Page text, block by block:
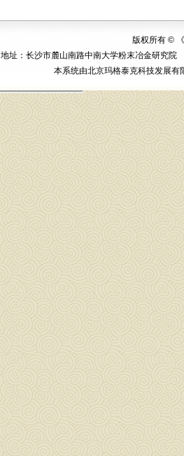
版权所有 ©
地址：长沙市麓山南路中南大学粉末冶金研究
本系统由北京玛格泰克科技发展有